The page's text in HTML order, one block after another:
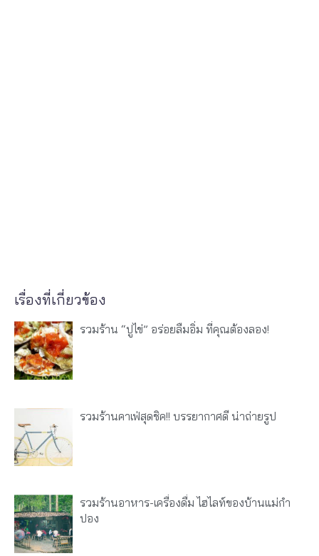
เรื่องที่เกี่ยวข้อง
รวมร้าน “ปูไข่” อร่อยลืมอิ่ม ที่คุณต้องลอง!
รวมร้านคาเฟ่สุดชิค!! บรรยากาศดี น่าถ่ายรูป
รวมร้านอาหาร-เครื่องดื่ม ไฮไลท์ของบ้านแม่กำ
ปอง